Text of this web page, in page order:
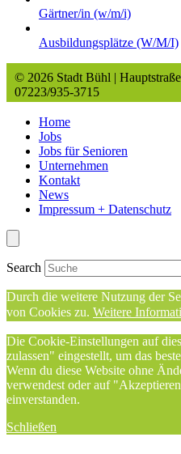
Gärtner/in (w/m/i)
Ausbildungsplätze (W/M/I)
© 2026 Stadt Bühl |
07223/935-3715
Home
Jobs
Jobs für Senioren
Unternehmen
Kontakt
News
Impressum + Datenschutz
Search
Durch die weitere Nutzung der
von Cookies zu. Weitere
Die Cookie-Einstellungen auf
zulassen" eingestellt, um das
Wenn du diese Website ohne
verwendest oder auf
einverstanden.
Schließen